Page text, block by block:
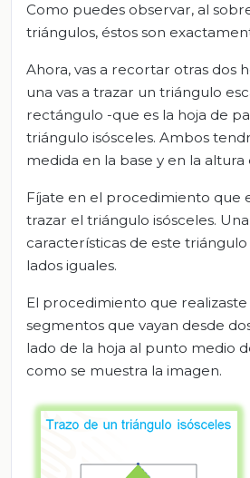
Como puedes observar, al
triángulos, éstos son
Ahora, vas a recortar otras dos
una vas a trazar un triángulo
rectángulo -que es la hoja de
triángulo isósceles. Ambos
medida en la base y en la
Fíjate en el procedimiento que
trazar el triángulo isósceles.
características de este
lados iguales.
El procedimiento que realizaste
segmentos que vayan desde
lado de la hoja al punto medio
como se muestra la imagen.